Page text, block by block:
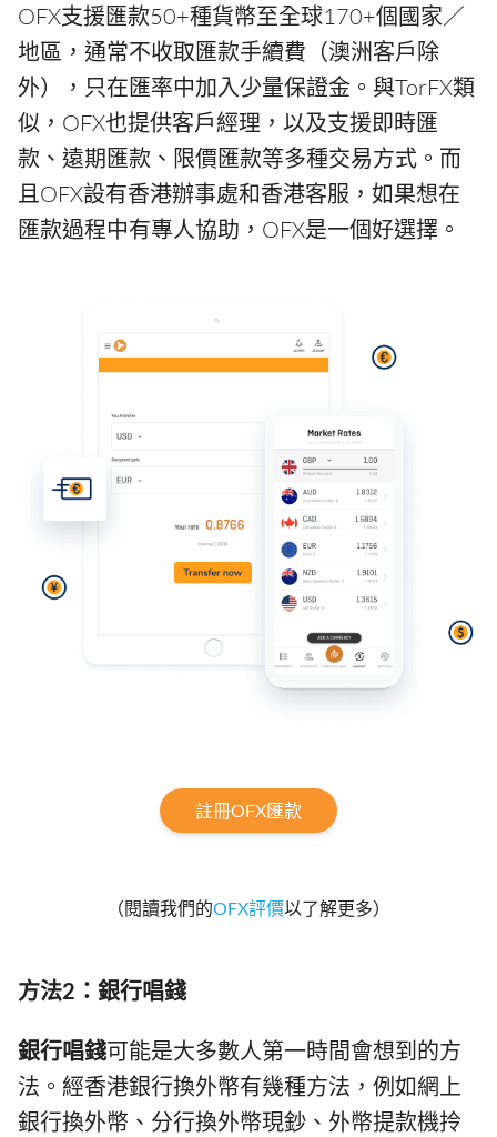
OFX支援匯款50+種貨幣至全球170+個國家／
地區，通常不收取匯款手續費（澳洲客戶除
外），只在匯率中加入少量保證金。與TorFX類
似，OFX也提供客戶經理，以及支援即時匯
款、遠期匯款、限價匯款等多種交易方式。而
且OFX設有香港辦事處和香港客服，如果想在
匯款過程中有專人協助，OFX是一個好選擇。
註冊OFX匯款
（閱讀我們的OFX評價以了解更多）
方法2：銀行唱錢
銀行唱錢可能是大多數人第一時間會想到的方
法。經香港銀行換外幣有幾種方法，例如網上
銀行換外幣、分行換外幣現鈔、外幣提款機拎